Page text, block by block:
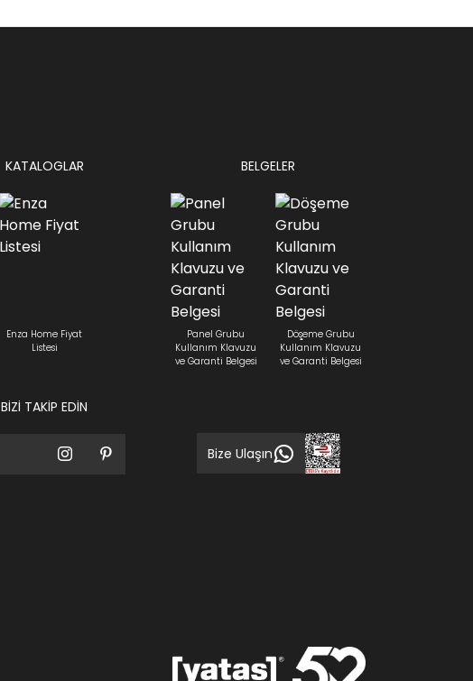
KATALOGLAR
Enza Home Fiyat
Listesi
BİZİ TAKİP EDİN
BELGELER
Panel Grubu
Kullanım Klavuzu
ve Garanti Belgesi
Döşeme Grubu
Kullanım Klavuzu
ve Garanti Belgesi
Bize Ulaşın